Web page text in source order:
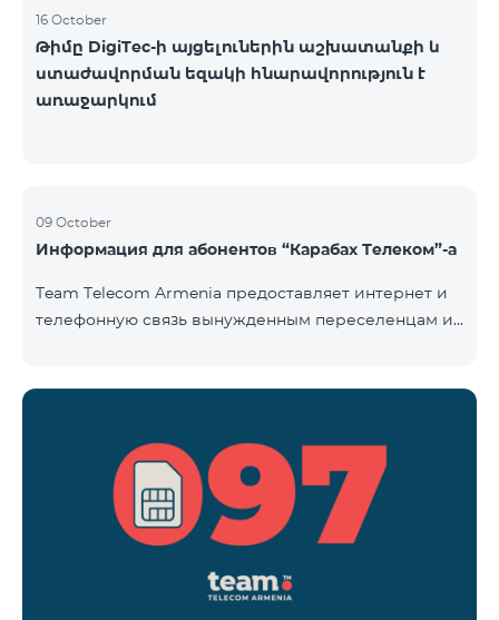
16 October
Թիմը DigiTec-ի այցելուներին աշխատանքի և
ստաժավորման եզակի հնարավորություն է
առաջարկում
09 October
Информация для абонентов “Карабах Телеком”-а
Team Telecom Armenia предоставляет интернет и
телефонную связь вынужденным переселенцам из
самым соглашаясь с его условиями,
размещенными на сайте www.telecomarmenia.am и
публичной офертой. Абоненты телефонных
номеров с префиксом 097, будут обслуживаться по